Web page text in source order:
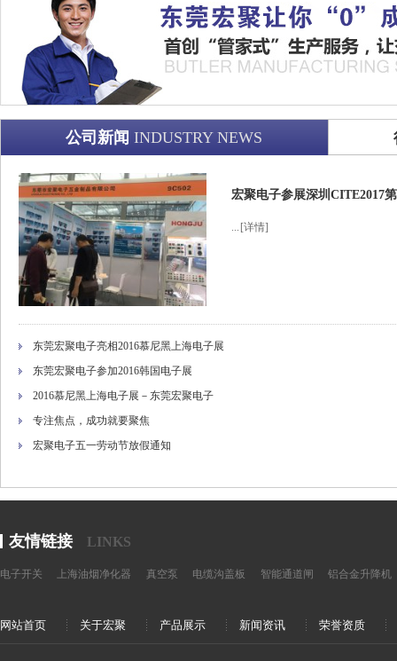
公司新闻 INDUSTRY NEWS
宏聚电子参展深圳CITE2017
... [详情]
东莞宏聚电子亮相2016慕尼黑上海电子展
东莞宏聚电子参加2016韩国电子展
2016慕尼黑上海电子展－东莞宏聚电子
专注焦点，成功就要聚焦
宏聚电子五一劳动节放假通知
友情链接 LINKS
电子开关 上海油烟净化器 真空泵 电缆沟盖板 智能通道闸 铝合金升降机
网站首页 关于宏聚 产品展示 新闻资讯 荣誉资质